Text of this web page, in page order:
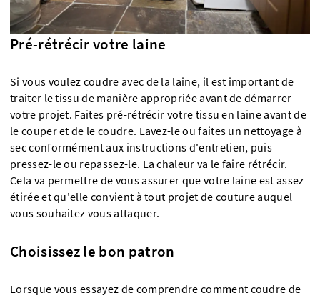
Pré-rétrécir votre laine
Si vous voulez coudre avec de la laine, il est important de
traiter le tissu de manière appropriée avant de démarrer
votre projet. Faites pré-rétrécir votre tissu en laine avant de
le couper et de le coudre. Lavez-le ou faites un nettoyage à
sec conformément aux instructions d'entretien, puis
pressez-le ou repassez-le. La chaleur va le faire rétrécir.
Cela va permettre de vous assurer que votre laine est assez
étirée et qu'elle convient à tout projet de couture auquel
vous souhaitez vous attaquer.
Choisissez le bon patron
Lorsque vous essayez de comprendre comment coudre de